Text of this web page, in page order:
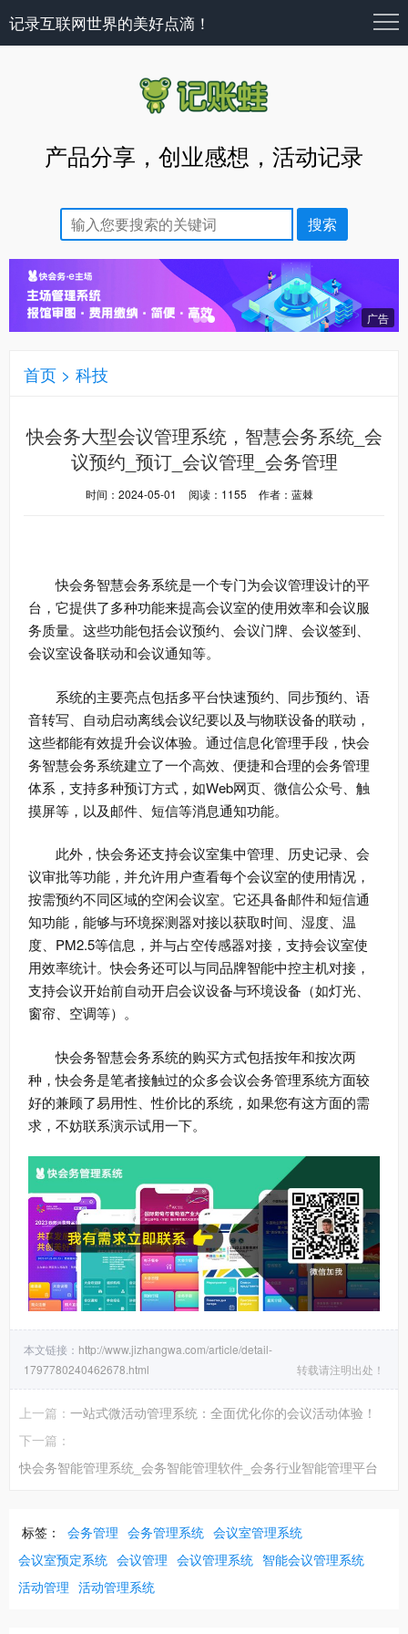
记录互联网世界的美好点滴！
产品分享，创业感想，活动记录
首页 > 科技
快会务大型会议管理系统，智慧会务系统_会
议预约_预订_会议管理_会务管理
时间：2024-05-01 阅读：1155 作者：蓝棘
快会务智慧会务系统是一个专门为会议管理设计的平
台，它提供了多种功能来提高会议室的使用效率和会议服
务质量。这些功能包括会议预约、会议门牌、会议签到、
会议室设备联动和会议通知等。
系统的主要亮点包括多平台快速预约、同步预约、语
音转写、自动启动离线会议纪要以及与物联设备的联动，
这些都能有效提升会议体验。通过信息化管理手段，快会
务智慧会务系统建立了一个高效、便捷和合理的会务管理
体系，支持多种预订方式，如Web网页、微信公众号、触
摸屏等，以及邮件、短信等消息通知功能。
此外，快会务还支持会议室集中管理、历史记录、会
议审批等功能，并允许用户查看每个会议室的使用情况，
按需预约不同区域的空闲会议室。它还具备邮件和短信通
知功能，能够与环境探测器对接以获取时间、湿度、温
度、PM2.5等信息，并与占空传感器对接，支持会议室使
用效率统计。快会务还可以与同品牌智能中控主机对接，
支持会议开始前自动开启会议设备与环境设备（如灯光、
窗帘、空调等）。
快会务智慧会务系统的购买方式包括按年和按次两
种，快会务是笔者接触过的众多会议会务管理系统方面较
好的兼顾了易用性、性价比的系统，如果您有这方面的需
求，不妨联系演示试用一下。
本文链接： http://www.jizhangwa.com/article/detail-
1797780240462678.html
转载请注明出处！
上一篇： 一站式微活动管理系统：全面优化你的会议活动体验！
下一篇：
快会务智能管理系统_会务智能管理软件_会务行业智能管理平台
标签： 会务管理 会务管理系统 会议室管理系统
会议室预定系统 会议管理 会议管理系统 智能会议管理系统
活动管理 活动管理系统